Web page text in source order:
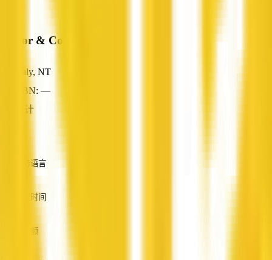
Taylor & Co
Daly, NT
ABN: —
会计
服务语言
成立时间
营业额